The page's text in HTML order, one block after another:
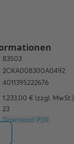
1.233,00 € (zzgl. MwSt.)
23
Download PDF